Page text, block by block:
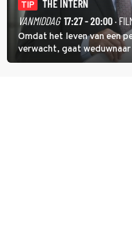
TIP
THE INTERN
VANMIDDAG 17:27 - 20:00·
Omdat het leven van een
verwacht, gaat
bij de hippe webwinkel